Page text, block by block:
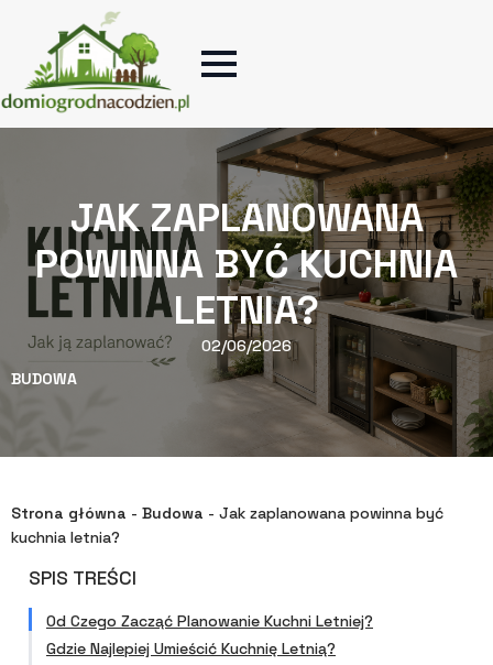
JAK ZAPLANOWANA
POWINNA BYĆ KUCHNIA
LETNIA?
02/06/2026
BUDOWA
Strona główna - Budowa - Jak zaplanowana powinna być
kuchnia letnia?
SPIS TREŚCI
Od Czego Zacząć Planowanie Kuchni Letniej?
Gdzie Najlepiej Umieścić Kuchnię Letnią?